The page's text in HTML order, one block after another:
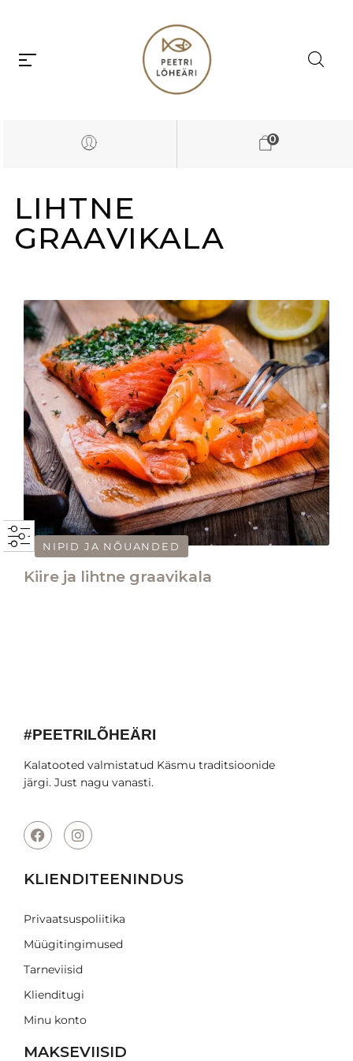
0
LIHTNE
GRAAVIKALA
NIPID JA NÕUANDED
Kiire ja lihtne graavikala
#PEETRILÕHEÄRI
Kalatooted valmistatud Käsmu traditsioonide
järgi. Just nagu vanasti.
KLIENDITEENINDUS
Privaatsuspoliitika
Müügitingimused
Tarneviisid
Klienditugi
Minu konto
MAKSEVIISID